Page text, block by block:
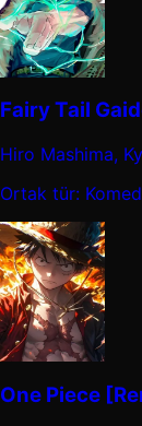
Fairy Tail
Hiro Mashima,
Ortak tür:
One Piece